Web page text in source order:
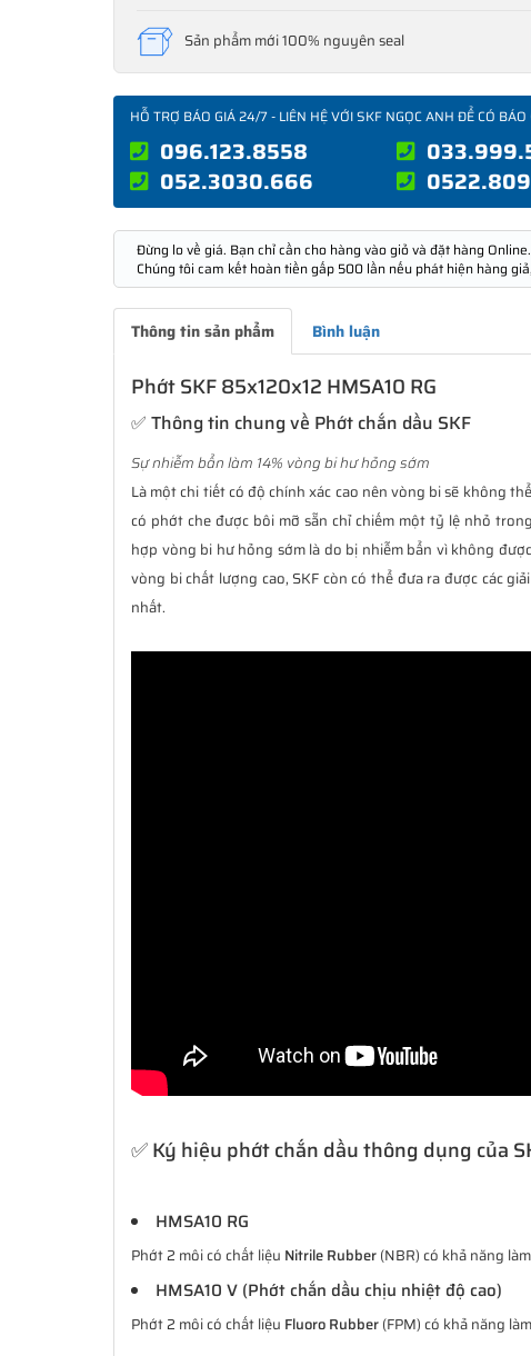
Sản phẩm mới 100% nguyên seal
HỖ TRỢ BÁO GIÁ 24/7 - LIÊN HỆ VỚI SKF NGỌC ANH ĐỂ CÓ
096.123.8558
052.3030.666
Đừng lo về giá. Bạn chỉ cần cho hàng vào giỏ và đặt hàng
Chúng tôi cam kết hoàn tiền gấp 500 lần nếu phát hiện hàng
Thông tin sản phẩm Bình luận
Phớt SKF 85x120x12 HMSA10 RG
✅ Thông tin chung về Phớt chắn dầu SKF
Sự nhiễm bẩn làm 14% vòng bi hư hỏng sớm
Là một chi tiết có độ chính xác cao nên vòng bi sẽ không
có phớt che được bôi mỡ sẵn chỉ chiếm một tỷ lệ nhỏ
hợp vòng bi hư hỏng sớm là do bị nhiễm bẩn vì không
vòng bi chất lượng cao, SKF còn có thể đưa ra được các
nhất.
✅ Ký hiệu phớt chắn dầu thông dụng của
HMSA10 RG
Phớt 2 môi có chất liệu Nitrile Rubber(NBR) có khả năng
HMSA10 V (Phớt chắn dầu chịu nhiệt độ cao)
Phớt 2 môi có chất liệu Fluoro Rubber(FPM) có khả năng